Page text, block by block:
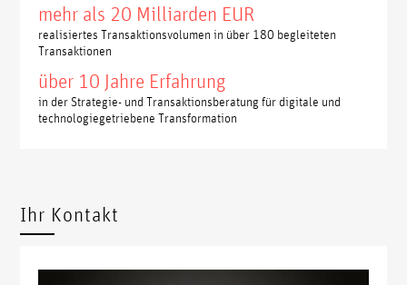
mehr als 20 Milliarden EUR
realisiertes Transaktionsvolumen in über 180 begleiteten
Transaktionen
über 10 Jahre Erfahrung
in der Strategie- und Transaktionsberatung für digitale und
technologiegetriebene Transformation
Ihr Kontakt